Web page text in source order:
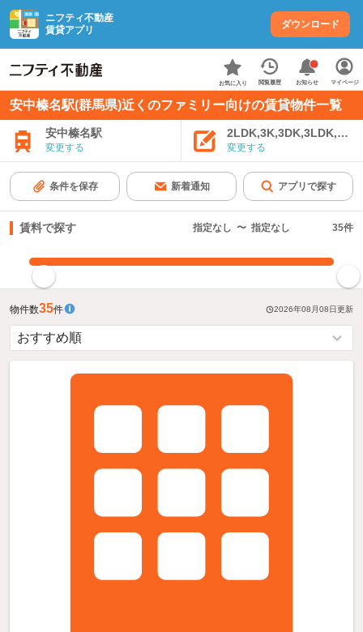
ニフティ不動産
賃貸アプリ
ダウンロード
お気に入り 閲覧履歴 お知らせ マイページ
安中榛名駅(群馬県)近くのファミリー向けの賃貸物件一覧
安中榛名駅
変更する 変更する
条件を保存 新着通知 アプリで探す
賃料で探す 指定なし 〜 指定なし 35件
物件数35件 2026年08月08日更新